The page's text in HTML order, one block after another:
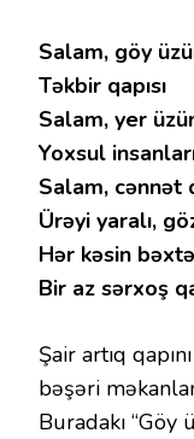
Salam, göy
Təkbir qapısı
Salam, yer
Yoxsul
Salam, cənnət
Ürəyi yaralı,
Hər kəsin
Bir az sərxoş
Şair artıq
bəşəri
Buradakı “Göy